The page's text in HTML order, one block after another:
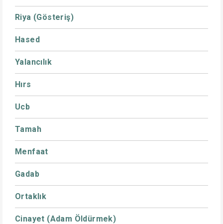
Riya (Gösteriş)
Hased
Yalancılık
Hırs
Ucb
Tamah
Menfaat
Gadab
Ortaklık
Cinayet (Adam Öldürmek)